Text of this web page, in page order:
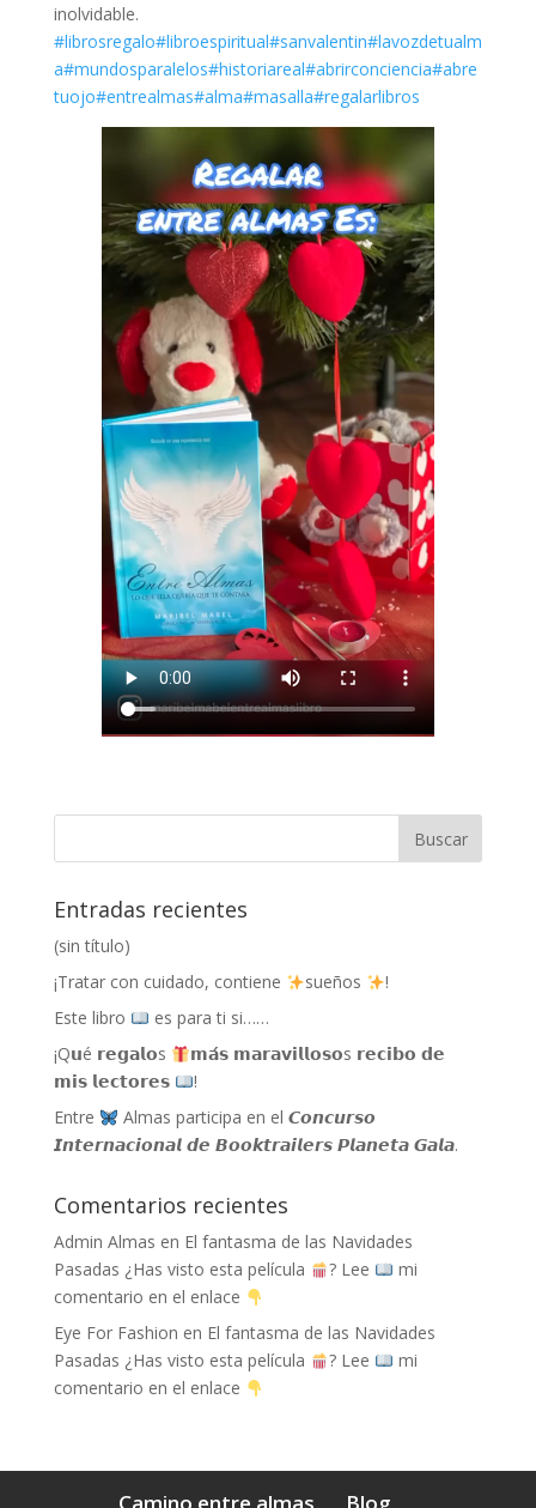
inolvidable.
#librosregalo#libroespiritual#sanvalentin#lavozdetualm
a#mundosparalelos#historiareal#abrirconciencia#abre
tuojo#entrealmas#alma#masalla#regalarlibros
Entradas recientes
(sin título)
¡Tratar con cuidado, contiene
sueños
!
Este libro
es para ti si……
¡Q𝘂é 𝗿𝗲𝗴𝗮𝗹𝗼s
𝗺𝗮́𝘀 𝗺𝗮𝗿𝗮𝘃𝗶𝗹𝗹𝗼𝘀𝗼s 𝗿𝗲𝗰𝗶𝗯𝗼 𝗱𝗲
𝗺𝗶𝘀 𝗹𝗲𝗰𝘁𝗼𝗿𝗲𝘀
!
Entre
Almas participa en el 𝘾𝙤𝙣𝙘𝙪𝙧𝙨𝙤
𝙄𝙣𝙩𝙚𝙧𝙣𝙖𝙘𝙞𝙤𝙣𝙖𝙡 𝙙𝙚 𝘽𝙤𝙤𝙠𝙩𝙧𝙖𝙞𝙡𝙚𝙧𝙨 𝙋𝙡𝙖𝙣𝙚𝙩𝙖 𝙂𝙖𝙡𝙖.
Comentarios recientes
Admin Almas en El fantasma de las Navidades
Pasadas ¿Has visto esta película
? Lee
mi
comentario en el enlace
Eye For Fashion en El fantasma de las Navidades
Pasadas ¿Has visto esta película
? Lee
mi
comentario en el enlace